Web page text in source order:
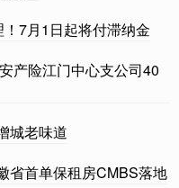
！7月1日起将付滞纳金
产险江门中心支公司40
城老味道
省首单保租房CMBS落地